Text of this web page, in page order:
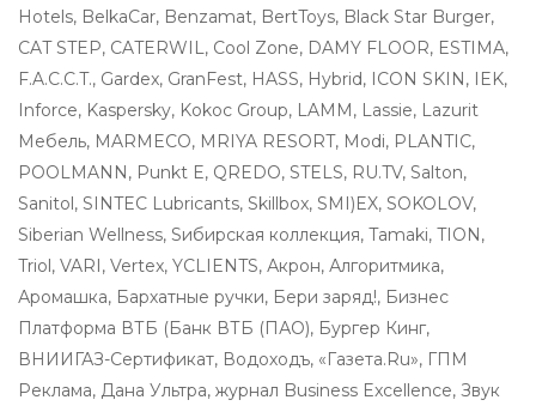
Hotels, BelkaCar, Benzamat, BertToys, Black Star Burger,
CAT STEP, CATERWIL, Cool Zone, DAMY FLOOR, ESTIMA,
F.A.C.C.T., Gardex, GranFest, HASS, Hybrid, ICON SKIN, IEK,
Inforce, Kaspersky, Kokoc Group, LAMM, Lassie, Lazurit
Мебель, MARMECO, MRIYA RESORT, Modi, PLANTIC,
POOLMANN, Punkt E, QREDO, STELS, RU.TV, Salton,
Sanitol, SINTEC Lubricants, Skillbox, SMI)EX, SOKOLOV,
Siberian Wellness, Sибирская коллекция, Tamaki, TION,
Triol, VARI, Vertex, YCLIENTS, Акрон, Алгоритмика,
Аромашка, Бархатные ручки, Бери заряд!, Бизнес
Платформа ВТБ (Банк ВТБ (ПАО), Бургер Кинг,
ВНИИГАЗ-Сертификат, Водоходъ, «Газета.Ru», ГПМ
Реклама, Дана Ультра, журнал Business Excellence, Звук